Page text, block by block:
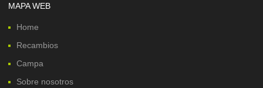
MAPA WEB
Home
Recambios
Campa
Sobre nosotros